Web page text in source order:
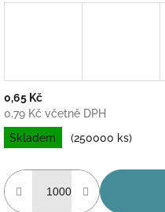
0,65 Kč
0,79 Kč včetně DPH
Měrná
cena:
Skladem (250000 ks)